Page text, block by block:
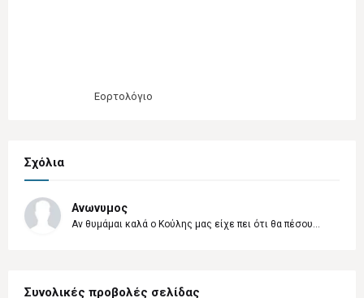
Εορτολόγιο
Σχόλια
Ανωνυμος
Αν θυμάμαι καλά ο Κούλης μας είχε πει ότι θα πέσου...
Συνολικές προβολές σελίδας